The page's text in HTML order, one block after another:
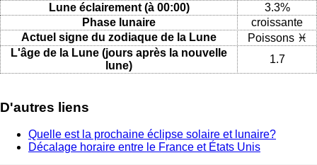
Lune éclairement (à 00:00)
3.3%
Phase lunaire
croissante
Actuel signe du zodiaque de la Lune
Poissons ♓
L'âge de la Lune (jours après la nouvelle
lune)
1.7
D'autres liens
Quelle est la prochaine éclipse solaire et lunaire?
Décalage horaire entre le France et États Unis